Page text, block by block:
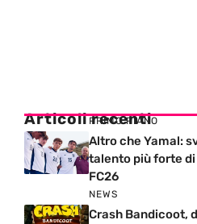
Articoli recenti
PRIMO PIANO
Altro che Yamal:
talento più forte
FC26
NEWS
Crash Bandicoot,